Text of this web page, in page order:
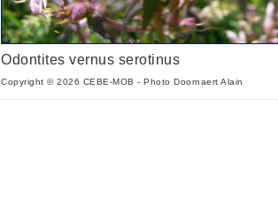
Odontites vernus serotinus
Copyright © 2026 CEBE-MOB - Photo Doornaert Alain